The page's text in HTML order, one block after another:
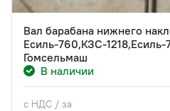
Вал барабана нижнего
Есиль-760,КЗС-
Гомсельмаш
В наличии
с НДС / за